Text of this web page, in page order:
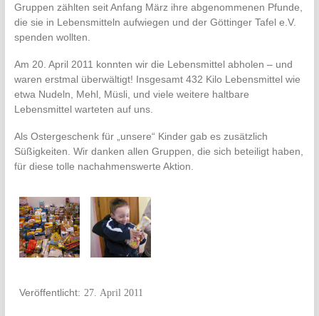
Gruppen zählten seit Anfang März ihre abgenommenen Pfunde,
die sie in Lebensmitteln aufwiegen und der Göttinger Tafel e.V.
spenden wollten.
Am 20. April 2011 konnten wir die Lebensmittel abholen – und
waren erstmal überwältigt! Insgesamt 432 Kilo Lebensmittel wie
etwa Nudeln, Mehl, Müsli, und viele weitere haltbare
Lebensmittel warteten auf uns.
Als Ostergeschenk für „unsere“ Kinder gab es zusätzlich
Süßigkeiten. Wir danken allen Gruppen, die sich beteiligt haben,
für diese tolle nachahmenswerte Aktion.
27. April 2011